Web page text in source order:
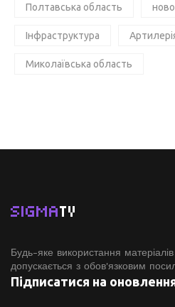
Полтавська область
Інфраструктура
Миколаївська область
SIGMATV
Будь-яке використання
допускається з обов'язковим
Підписатися на